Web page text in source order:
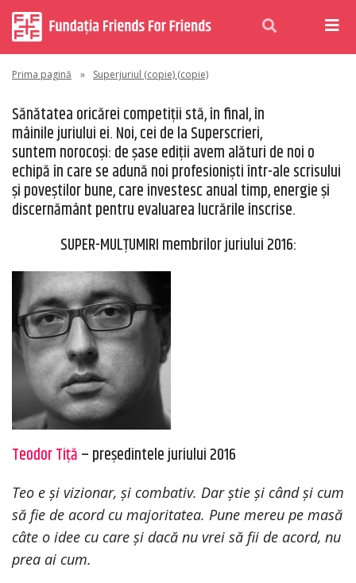
Prima pagină » Superjuriul (copie) (copie)
Sănătatea oricărei competiţii stă, în final, în
mâinile juriului ei. Noi, cei de la Superscrieri,
suntem norocoși: de șase ediţii avem alături de noi o
echipă în care se adună noi profesioniști într-ale scrisului
și poveștilor bune, care investesc anual timp, energie și
discernământ pentru evaluarea lucrările înscrise.
SUPER-MULȚUMIRI membrilor juriului 2016:
Teodor Tiţă– președintele juriului 2016
Teo e și vizionar, și combativ. Dar știe și când și cum
să fie de acord cu majoritatea. Pune mereu pe masă
câte o idee cu care și dacă nu vrei să fii de acord, nu
prea ai cum.